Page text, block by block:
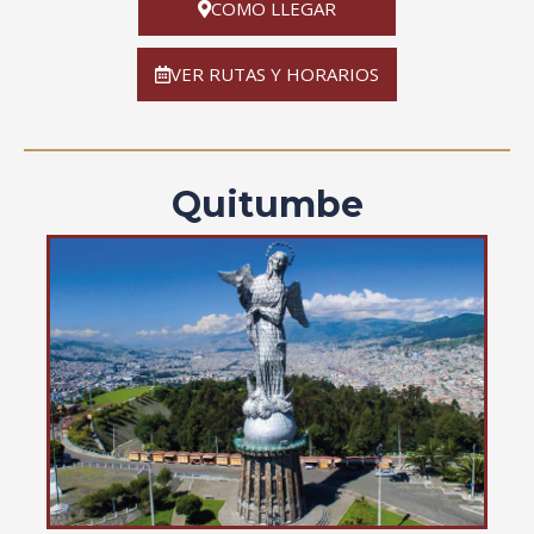
COMO LLEGAR
VER RUTAS Y HORARIOS
Quitumbe